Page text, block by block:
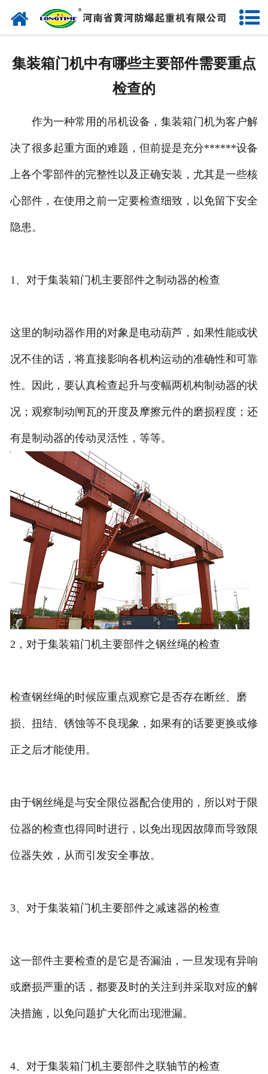
网站首页
企业实力
联系我们
集装箱门机中有哪些主要部件需要重点
检查的
作为一种常用的吊机设备，集装箱门机为客户解
决了很多起重方面的难题，但前提是充分******设备
上各个零部件的完整性以及正确安装，尤其是一些核
心部件，在使用之前一定要检查细致，以免留下安全
隐患。
1、对于集装箱门机主要部件之制动器的检查
这里的制动器作用的对象是电动葫芦，如果性能或状
况不佳的话，将直接影响各机构运动的准确性和可靠
性。因此，要认真检查起升与变幅两机构制动器的状
况；观察制动闸瓦的开度及摩擦元件的磨损程度；还
有是制动器的传动灵活性，等等。
2，对于集装箱门机主要部件之钢丝绳的检查
检查钢丝绳的时候应重点观察它是否存在断丝、磨
损、扭结、锈蚀等不良现象，如果有的话要更换或修
正之后才能使用。
由于钢丝绳是与安全限位器配合使用的，所以对于限
位器的检查也得同时进行，以免出现因故障而导致限
位器失效，从而引发安全事故。
3、对于集装箱门机主要部件之减速器的检查
这一部件主要检查的是它是否漏油，一旦发现有异响
或磨损严重的话，都要及时的关注到并采取对应的解
决措施，以免问题扩大化而出现泄漏。
4、对于集装箱门机主要部件之联轴节的检查